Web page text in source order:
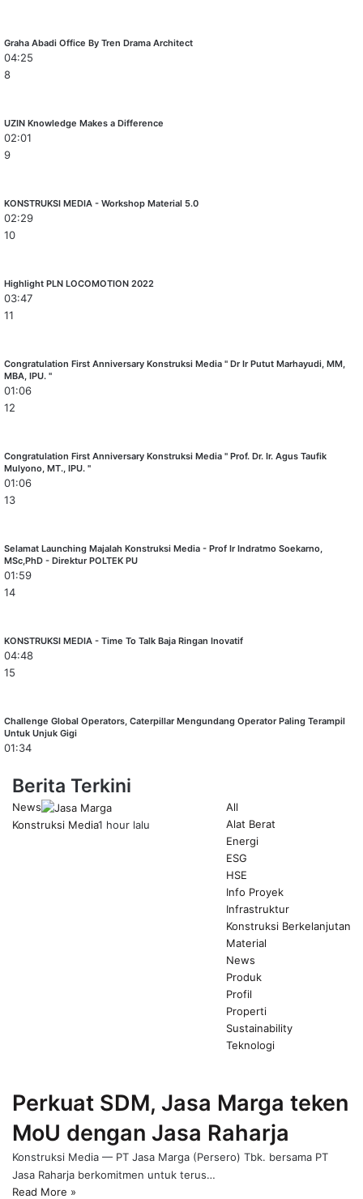
Graha Abadi Office By Tren Drama Architect
04:25
8
UZIN Knowledge Makes a Difference
02:01
9
KONSTRUKSI MEDIA - Workshop Material 5.0
02:29
10
Highlight PLN LOCOMOTION 2022
03:47
11
Congratulation First Anniversary Konstruksi Media " Dr Ir Putut Marhayudi, MM,
MBA, IPU. "
01:06
12
Congratulation First Anniversary Konstruksi Media " Prof. Dr. Ir. Agus Taufik
Mulyono, MT., IPU. "
01:06
13
Selamat Launching Majalah Konstruksi Media - Prof Ir Indratmo Soekarno,
MSc,PhD - Direktur POLTEK PU
01:59
14
KONSTRUKSI MEDIA - Time To Talk Baja Ringan Inovatif
04:48
15
Challenge Global Operators, Caterpillar Mengundang Operator Paling Terampil
Untuk Unjuk Gigi
01:34
Berita Terkini
All
Alat Berat
Energi
ESG
HSE
Info Proyek
Infrastruktur
Konstruksi Berkelanjutan
Material
News
Produk
Profil
Properti
Sustainability
Teknologi
page
News
Konstruksi Media1 hour lalu
Perkuat SDM, Jasa Marga teken
MoU dengan Jasa Raharja
Konstruksi Media — PT Jasa Marga (Persero) Tbk. bersama PT
Jasa Raharja berkomitmen untuk terus…
Read More »